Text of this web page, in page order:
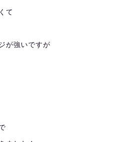
て
が強いですが